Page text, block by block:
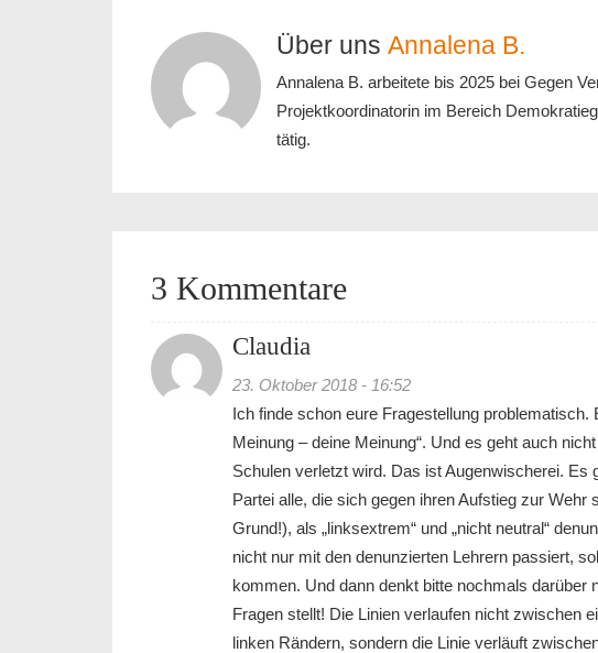
Über uns Annalena B.
Annalena B. arbeitete bis 2025 bei Gegen
Projektkoordinatorin im Bereich
tätig.
3 Kommentare
Claudia
23. Oktober 2018 - 16:52
Ich finde schon eure Fragestellung problematisch.
Meinung – deine Meinung“. Und es geht auch
Schulen verletzt wird. Das ist Augenwischerei.
Partei alle, die sich gegen ihren Aufstieg zur
Grund!), als „linksextrem“ und „nicht neutral“
nicht nur mit den denunzierten Lehrern passiert,
kommen. Und dann denkt bitte nochmals darüber
Fragen stellt! Die Linien verlaufen nicht zwischen
linken Rändern, sondern die Linie verläuft